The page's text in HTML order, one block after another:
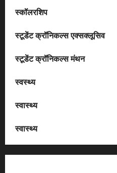
स्कॉलरशिप
स्टूडेंट क्रॉनिकल्स एक्सक्लूसिव
स्टूडेंट क्रॉनिकल्स मंथन
स्वस्थ्य
स्वास्थ्य
स्वास्थ्य